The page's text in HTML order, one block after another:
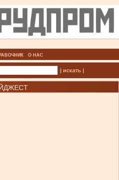
О НАС
| искать |